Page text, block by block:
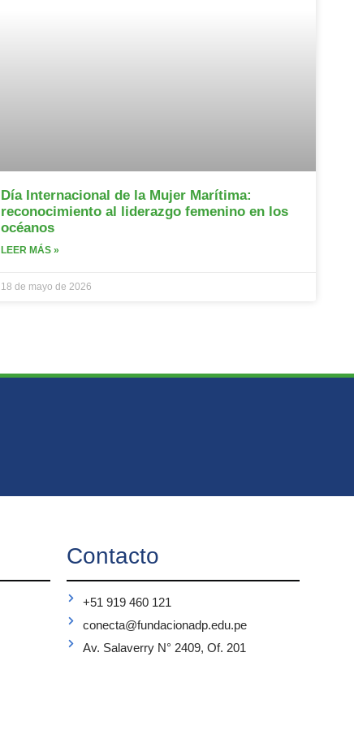
Día Internacional de la Mujer Marítima:
reconocimiento al liderazgo femenino en los
océanos
LEER MÁS »
18 de mayo de 2026
Contacto
+51 919 460 121
conecta@fundacionadp.edu.pe
Av. Salaverry N° 2409, Of. 201